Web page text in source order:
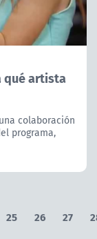
qué artista
colaboración
programa,
25 26 27